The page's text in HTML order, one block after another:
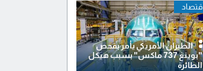
اقتصاد
الطيران الأمريكي يأمر بفحص
"بوينغ 737 ماكس" بسبب هيكل
الطائرة